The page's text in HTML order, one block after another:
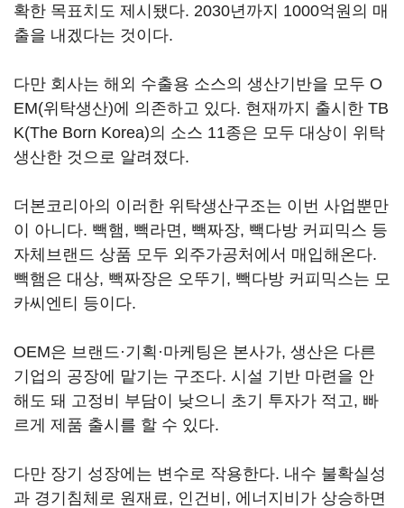
확한 목표치도 제시됐다. 2030년까지 1000억원의 매
출을 내겠다는 것이다.
다만 회사는 해외 수출용 소스의 생산기반을 모두 O
EM(위탁생산)에 의존하고 있다. 현재까지 출시한 TB
K(The Born Korea)의 소스 11종은 모두 대상이 위탁
생산한 것으로 알려졌다.
더본코리아의 이러한 위탁생산구조는 이번 사업뿐만
이 아니다. 빽햄, 빽라면, 빽짜장, 빽다방 커피믹스 등
자체브랜드 상품 모두 외주가공처에서 매입해온다.
빽햄은 대상, 빽짜장은 오뚜기, 빽다방 커피믹스는 모
카씨엔티 등이다.
OEM은 브랜드·기획·마케팅은 본사가, 생산은 다른
기업의 공장에 맡기는 구조다. 시설 기반 마련을 안
해도 돼 고정비 부담이 낮으니 초기 투자가 적고, 빠
르게 제품 출시를 할 수 있다.
다만 장기 성장에는 변수로 작용한다. 내수 불확실성
과 경기침체로 원재료, 인건비, 에너지비가 상승하면